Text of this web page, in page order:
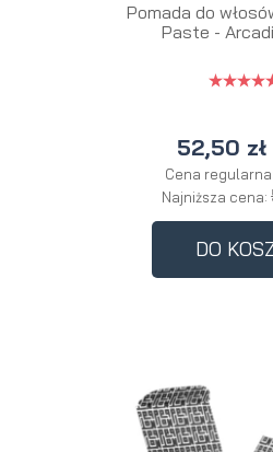
Pomada do
Paste -
52,50 zł
Cena regularna:
Najniższa cena:
DO